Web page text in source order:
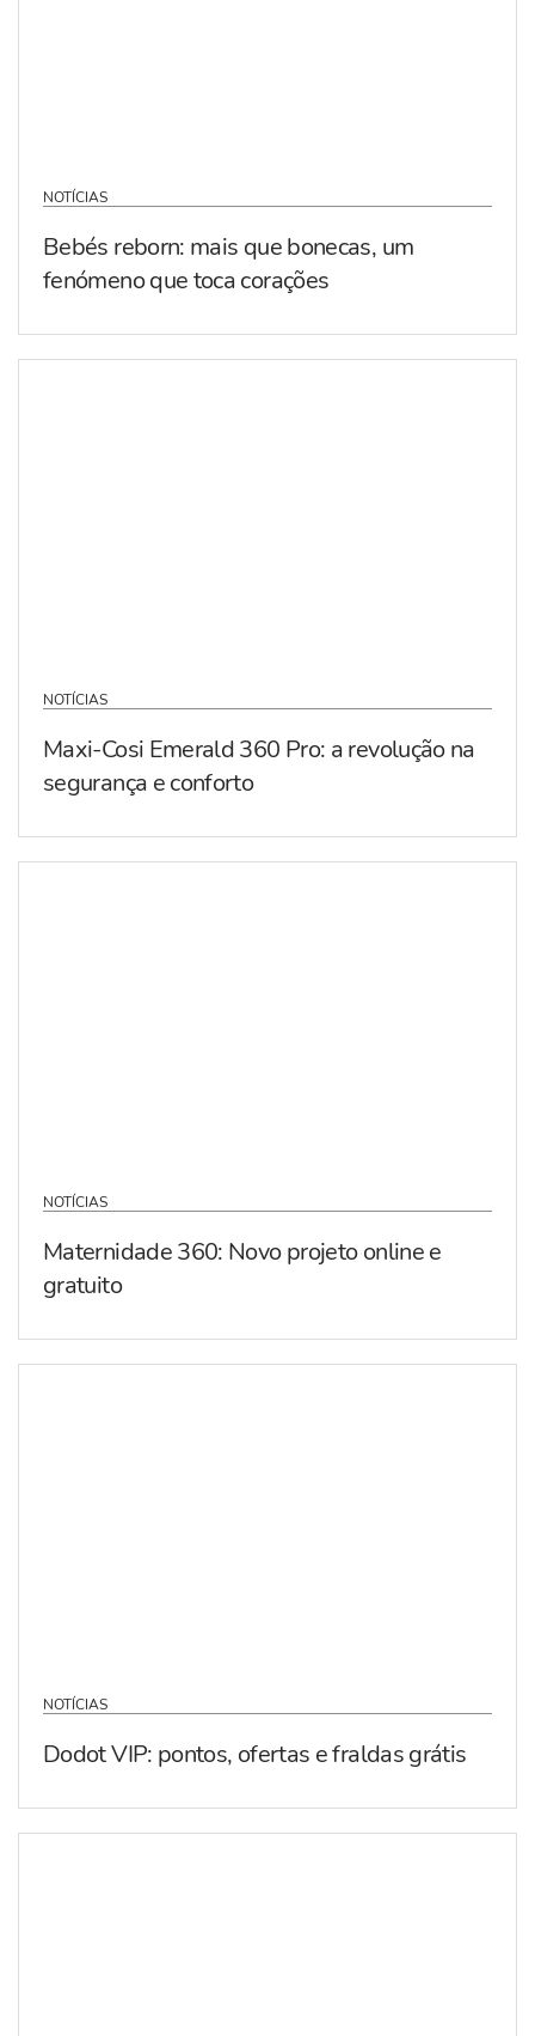
NOTÍCIAS
Bebés reborn: mais que bonecas, um
fenómeno que toca corações
NOTÍCIAS
Maxi-Cosi Emerald 360 Pro: a revolução na
segurança e conforto
NOTÍCIAS
Maternidade 360: Novo projeto online e
gratuito
NOTÍCIAS
Dodot VIP: pontos, ofertas e fraldas grátis